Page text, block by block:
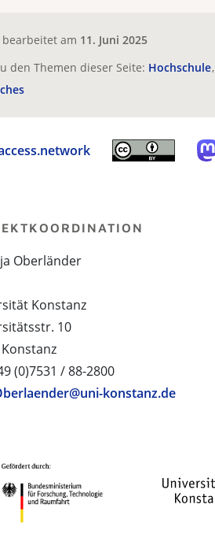
am 11. Juni 2025
den Themen dieser Seite: Hochschule
Oberländer
Konstanz
10
(0)7531 / 88-2800
konstanz.de